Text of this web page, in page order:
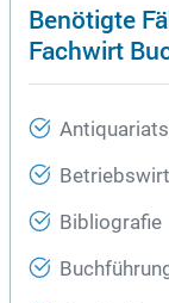
Benötigte
Fachwirt
Bibliografie